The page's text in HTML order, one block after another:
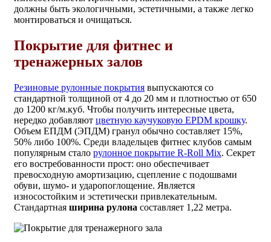
должны быть экологичными, эстетичными, а также легко
монтироваться и очищаться.
Покрытие для фитнес и
тренажерных залов
Резиновые рулонные покрытия выпускаются со
стандартной толщиной от 4 до 20 мм и плотностью от 650
до 1200 кг/м.куб. Чтобы получить интересные цвета,
нередко добавляют цветную каучуковую EPDM крошку.
Объем ЕПДМ (ЭПДМ) гранул обычно составляет 15%,
50% либо 100%. Среди владельцев фитнес клубов самым
популярным стало рулонное покрытие R-Roll Mix. Секрет
его востребованности прост: оно обеспечивает
превосходную амортизацию, сцепление с подошвами
обуви, шумо- и ударопоглощение. Является
износостойким и эстетически привлекательным.
Стандартная ширина рулона составляет 1,22 метра.